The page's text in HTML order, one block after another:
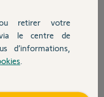
retirer votre
le centre de
d’informations,